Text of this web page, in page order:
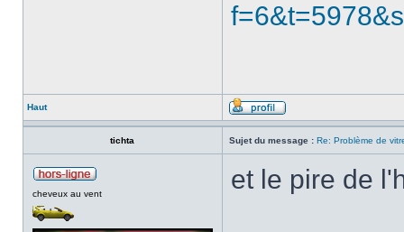
Haut
tichta Sujet du message : Re: Problème de
cheveux au vent et le pire de